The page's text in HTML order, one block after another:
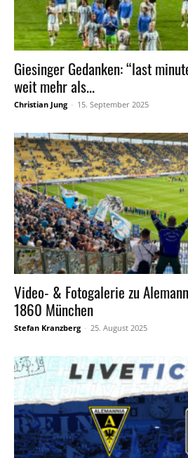
Giesinger Gedanken: “last
weit mehr als...
Christian Jung - 15. September 2025
Video- & Fotogalerie zu
1860 München
Stefan Kranzberg - 25. August 2025